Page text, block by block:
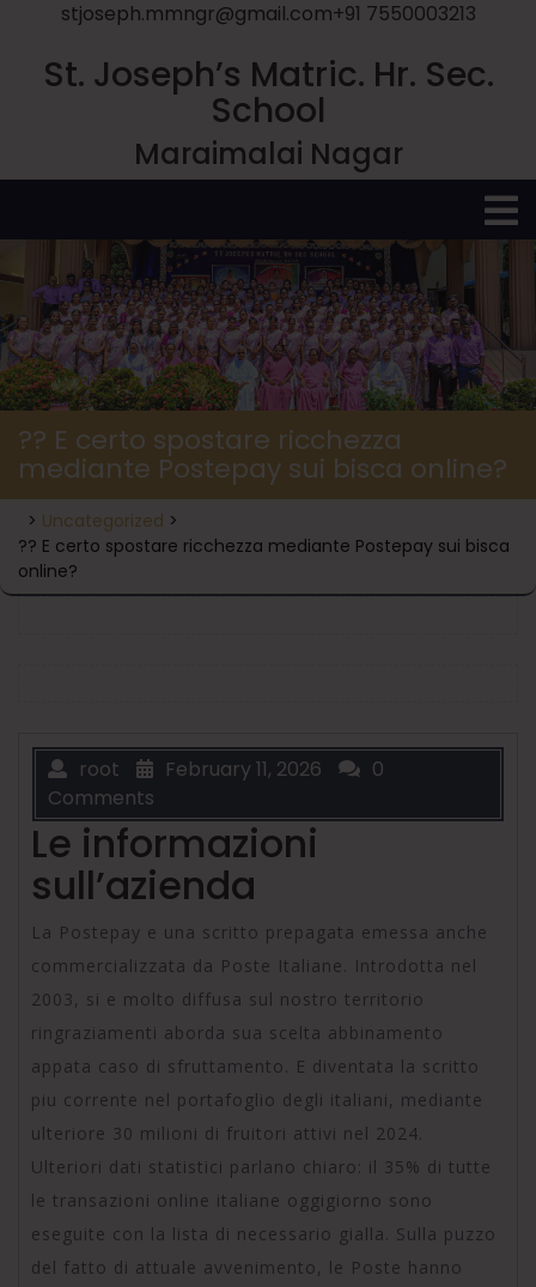
stjoseph.mmngr@gmail.com+91 7550003213
St. Joseph’s Matric. Hr. Sec.
School
Maraimalai Nagar
?? E certo spostare ricchezza
mediante Postepay sui bisca online?
> Uncategorized >
?? E certo spostare ricchezza mediante Postepay sui bisca
online?
root February 11, 2026
0
Comments
Le informazioni
sull’azienda
La Postepay e una scritto prepagata emessa anche
commercializzata da Poste Italiane. Introdotta nel
2003, si e molto diffusa sul nostro territorio
ringraziamenti aborda sua scelta abbinamento
appata caso di sfruttamento. E diventata la scritto
piu corrente nel portafoglio degli italiani, mediante
ulteriore 30 milioni di fruitori attivi nel 2024.
Ulteriori dati statistici parlano chiaro: il 35% di tutte
le transazioni online italiane oggigiorno sono
eseguite con la lista di necessario gialla. Sulla puzzo
del fatto di attuale avvenimento, le Poste hanno